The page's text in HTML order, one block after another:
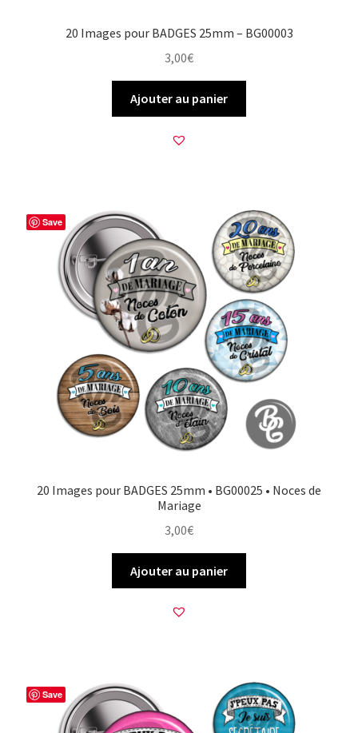
20 Images pour BADGES 25mm – BG00003
3,00€
Ajouter au panier
Save
20 Images pour BADGES 25mm • BG00025 • Noces de
Mariage
3,00€
Ajouter au panier
Save